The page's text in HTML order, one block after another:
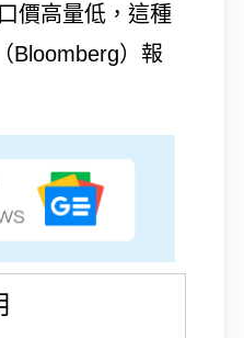
價高量低，這種
Bloomberg）報